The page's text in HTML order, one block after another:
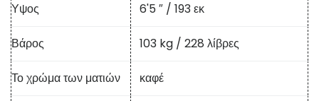
Υψος 6'5 ″ / 193 εκ
Βάρος 103 kg / 228 λίβρες
Το χρώμα των ματιών καφέ